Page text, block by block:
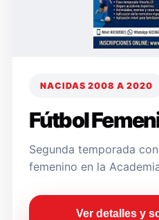
NACIDAS 2008 A 2020
Fútbol
Segunda temporada
femenino en la
Ver detalles y